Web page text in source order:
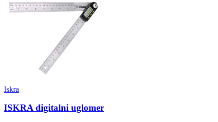
Iskra
ISKRA digitalni uglomer